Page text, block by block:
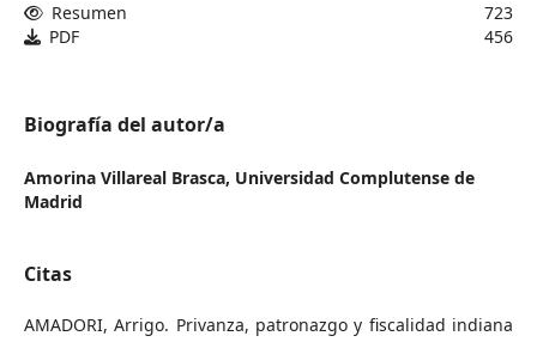
Resumen
723
PDF
456
Biografía del autor/a
Amorina Villareal Brasca, Universidad Complutense de
Madrid
Citas
AMADORI, Arrigo. Privanza, patronazgo y fiscalidad indiana